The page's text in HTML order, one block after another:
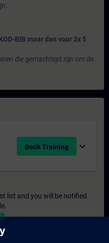
BIB maar dan voor 2x 5
die gemachtigd zijn om de
Book Training expand_more
list and you will be notified